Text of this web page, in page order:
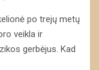
po trejų metų
veikla ir
gerbėjus. Kad